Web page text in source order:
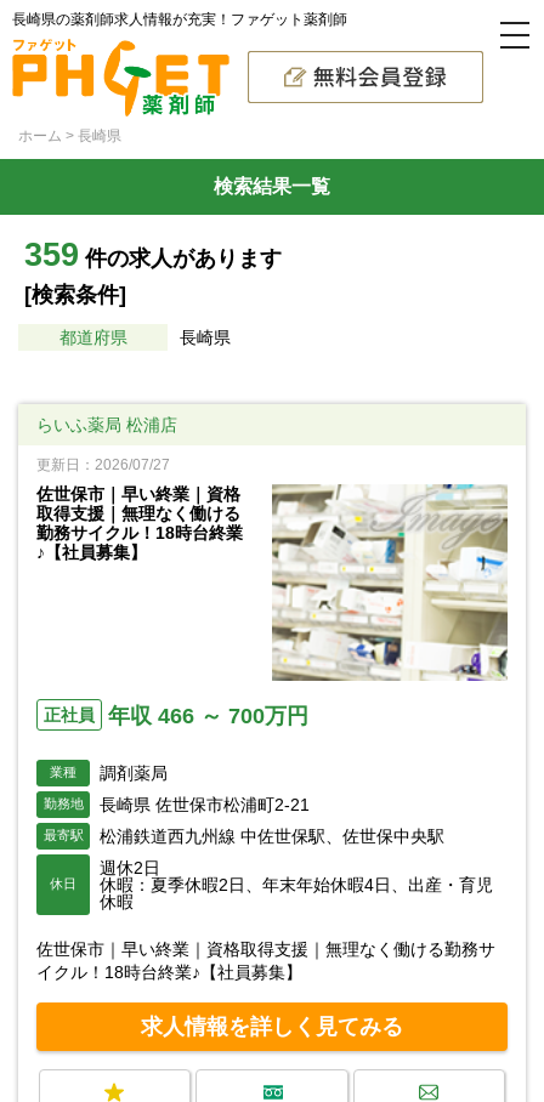
長崎県の薬剤師求人情報が充実！ファゲット薬剤師
ホーム 長崎県
検索結果一覧
359 件の求人があります
[検索条件]
都道府県 長崎県
らいふ薬局 松浦店
更新日：2026/07/27
佐世保市｜早い終業｜資格
取得支援｜無理なく働ける
勤務サイクル！18時台終業
♪【社員募集】
正社員 年収 466 ～ 700万円
業種 調剤薬局
勤務地 長崎県 佐世保市松浦町2-21
最寄駅 松浦鉄道西九州線 中佐世保駅、佐世保中央駅
休日
週休2日
休暇：夏季休暇2日、年末年始休暇4日、出産・育児
休暇
佐世保市｜早い終業｜資格取得支援｜無理なく働ける勤務サ
イクル！18時台終業♪【社員募集】
求人情報を詳しく見てみる